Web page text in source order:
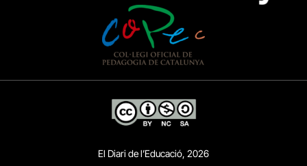
El Diari de l’Educació, 2026